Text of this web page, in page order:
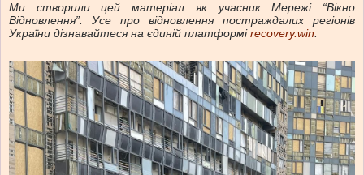
Ми створили цей матеріал як учасник Мережі “Вікно
Відновлення”. Усе про відновлення постраждалих регіонів
України дізнавайтеся на єдиній платформіrecovery.win